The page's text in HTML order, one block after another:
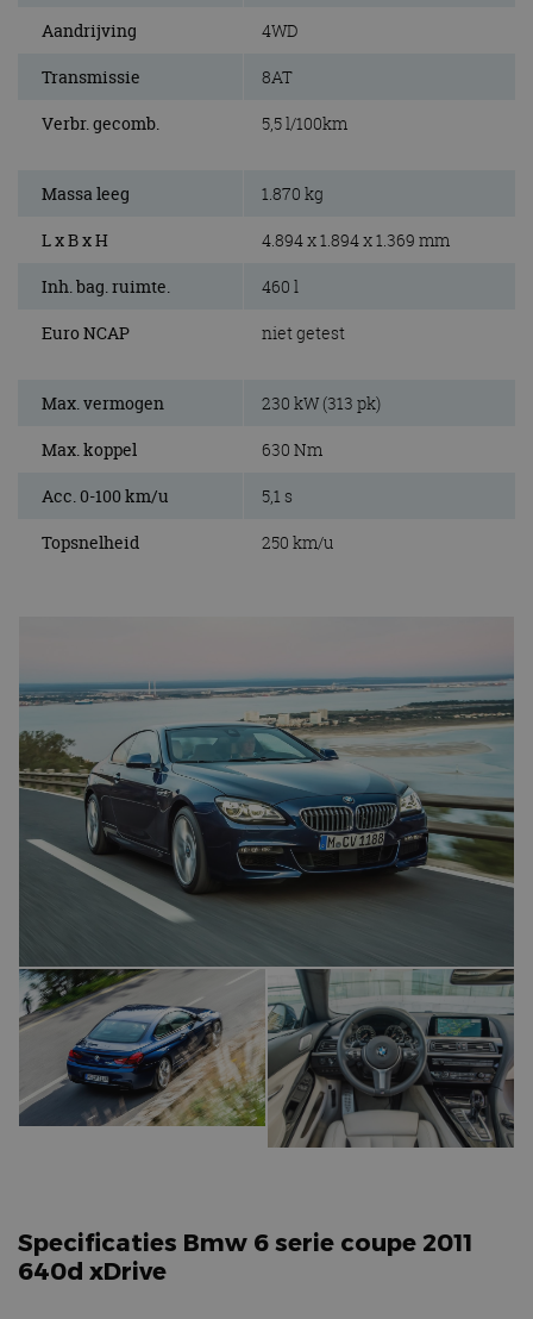
Aandrijving 4WD
Transmissie 8AT
Verbr. gecomb. 5,5 l/100km
Massa leeg 1.870 kg
L x B x H 4.894 x 1.894 x 1.369 mm
Inh. bag. ruimte. 460 l
Euro NCAP niet getest
Max. vermogen 230 kW (313 pk)
Max. koppel 630 Nm
Acc. 0-100 km/u 5,1 s
Topsnelheid 250 km/u
Specificaties Bmw 6 serie coupe 2011
640d xDrive